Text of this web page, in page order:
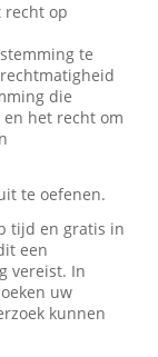
recht op
te
die
het recht om
te oefenen.
tijd en gratis in
een
vereist. In
uw
kunnen